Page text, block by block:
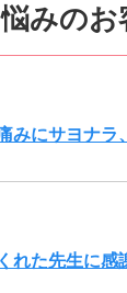
みの
みにサヨナラ
れた先生に感